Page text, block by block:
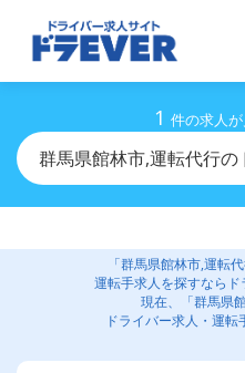
1 件の求人
群馬県館林市,運転代行
「群馬県館林市,運転
運転手求人を探すならド
現在、「群馬県
ドライバー求人・運転